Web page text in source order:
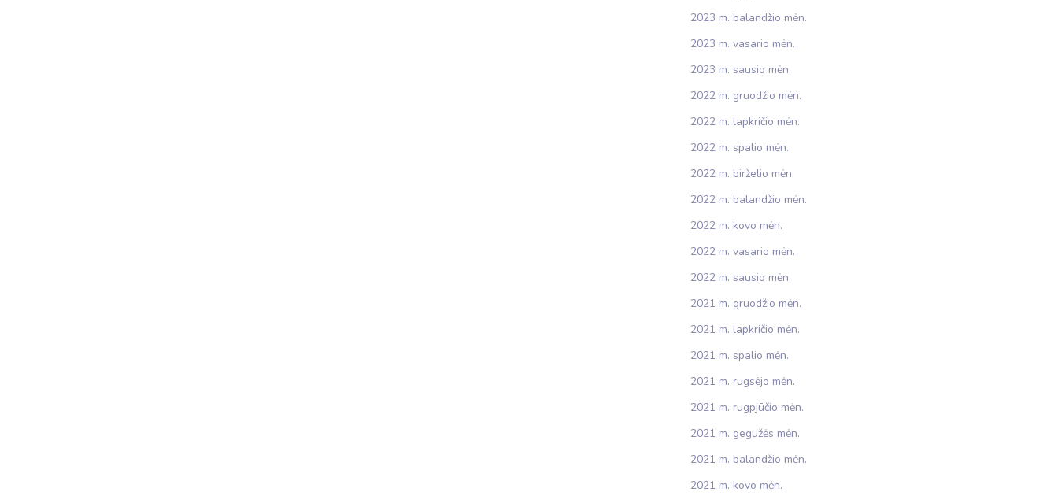
2023 m. balandžio mėn.
2023 m. vasario mėn.
2023 m. sausio mėn.
2022 m. gruodžio mėn.
2022 m. lapkričio mėn.
2022 m. spalio mėn.
2022 m. birželio mėn.
2022 m. balandžio mėn.
2022 m. kovo mėn.
2022 m. vasario mėn.
2022 m. sausio mėn.
2021 m. gruodžio mėn.
2021 m. lapkričio mėn.
2021 m. spalio mėn.
2021 m. rugsėjo mėn.
2021 m. rugpjūčio mėn.
2021 m. gegužės mėn.
2021 m. balandžio mėn.
2021 m. kovo mėn.